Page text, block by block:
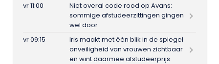
vr 11:00
Niet overal code rood op Avans:
sommige afstudeerzittingen gingen
wel door
vr 09:15
Iris maakt met één blik in de spiegel
onveiligheid van vrouwen zichtbaar
en wint daarmee afstudeerprijs